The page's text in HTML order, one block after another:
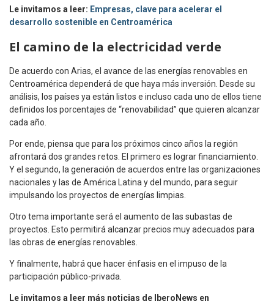
Le invitamos a leer: Empresas, clave para acelerar el
desarrollo sostenible en Centroamérica
El camino de la electricidad verde
De acuerdo con Arias, el avance de las energías renovables en
Centroamérica dependerá de que haya más inversión. Desde su
análisis, los países ya están listos e incluso cada uno de ellos tiene
definidos los porcentajes de “renovabilidad” que quieren alcanzar
cada año.
Por ende, piensa que para los próximos cinco años la región
afrontará dos grandes retos. El primero es lograr financiamiento.
Y el segundo, la generación de acuerdos entre las organizaciones
nacionales y las de América Latina y del mundo, para seguir
impulsando los proyectos de energías limpias.
Otro tema importante será el aumento de las subastas de
proyectos. Esto permitirá alcanzar precios muy adecuados para
las obras de energías renovables.
Y finalmente, habrá que hacer énfasis en el impuso de la
participación público-privada.
Le invitamos a leer más noticias de IberoNews en